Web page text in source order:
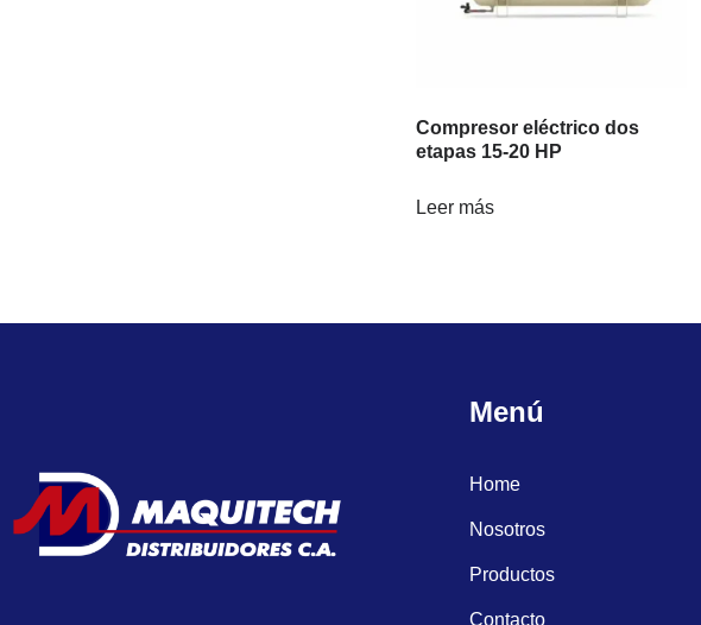
Compresor eléctrico dos
etapas 15-20 HP
Leer más
Menú
Home
Nosotros
Productos
Contacto